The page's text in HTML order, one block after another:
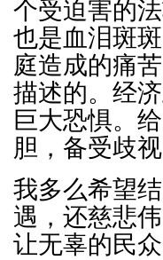
个受迫害的
也是血泪斑
庭造成的痛
描述的。经
巨大恐惧。
胆，备受歧
我多么希望
遇，还慈悲
让无辜的民